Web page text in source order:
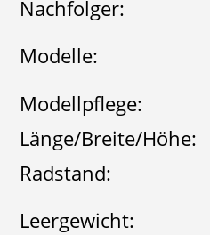
Nachfolger:
Modelle:
Modellpflege:
Länge/Breite/Höhe:
Radstand:
Leergewicht: